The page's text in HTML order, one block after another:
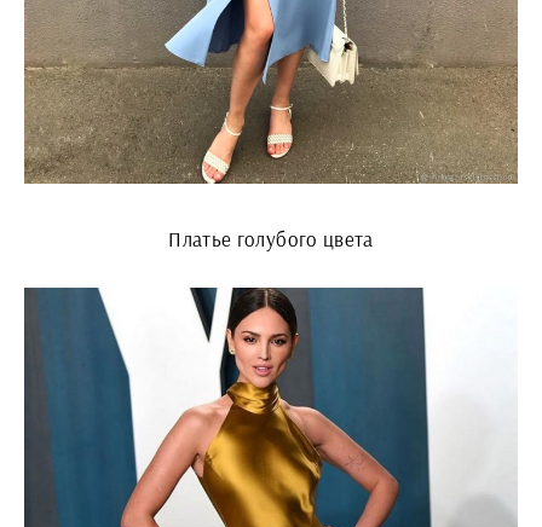
Платье голубого цвета